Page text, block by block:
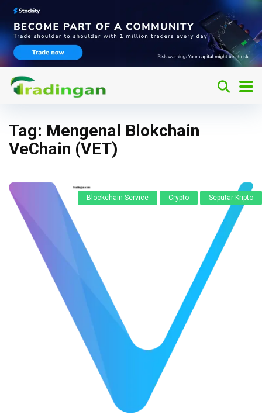
Tag: Mengenal Blokchain
VeChain (VET)
Blockchain Service Crypto Seputar Kripto